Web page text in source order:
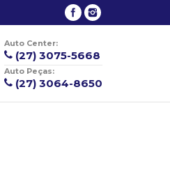
Auto Center:
(27) 3075-5668
Auto Peças:
(27) 3064-8650